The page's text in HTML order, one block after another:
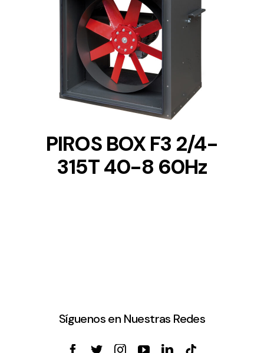
DETAILS
PIROS BOX F3 2/4-
315T 40-8 60Hz
Síguenos en Nuestras Redes